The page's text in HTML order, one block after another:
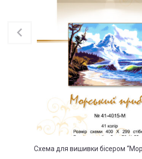
Схема для вишивки бісером